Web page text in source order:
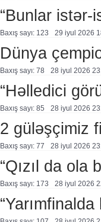
“Bunlar istər-
Baxış sayı: 123 29 i̇yul 2026
Dünya
Baxış sayı: 78 28 i̇yul 2026
“Həlledici
Baxış sayı: 85 28 i̇yul 2026
2 güləşçimiz
Baxış sayı: 77 28 i̇yul 2026
“Qızıl da ola
Baxış sayı: 173 28 i̇yul 2026